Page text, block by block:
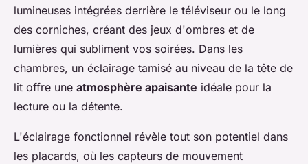
lumineuses intégrées derrière le téléviseur ou le long
des corniches, créant des jeux d'ombres et de
lumières qui subliment vos soirées. Dans les
chambres, un éclairage tamisé au niveau de la tête de
lit offre une atmosphère apaisante idéale pour la
lecture ou la détente.
L'éclairage fonctionnel révèle tout son potentiel dans
les placards, où les capteurs de mouvement